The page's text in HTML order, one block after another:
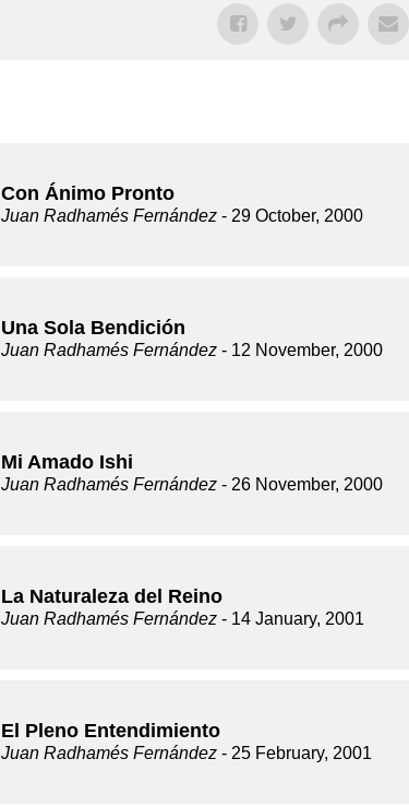
Con Ánimo Pronto
Juan Radhamés Fernández - 29 October, 2000
Una Sola Bendición
Juan Radhamés Fernández - 12 November, 2000
Mi Amado Ishi
Juan Radhamés Fernández - 26 November, 2000
La Naturaleza del Reino
Juan Radhamés Fernández - 14 January, 2001
El Pleno Entendimiento
Juan Radhamés Fernández - 25 February, 2001